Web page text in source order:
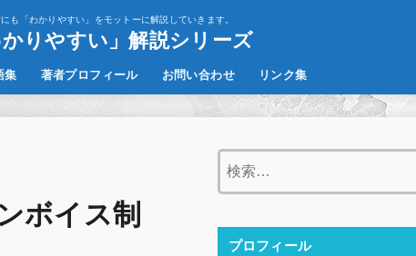
も「わかりやすい」をモットーに解説していきます。
りやすい」解説シリーズ
集 著者プロフィール お問い合わせ リンク集
ボイス制
プロフィール